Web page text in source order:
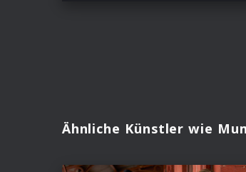
Ähnliche Künstler wie